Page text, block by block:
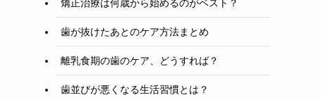
矯正治療は何歳から始めるのがベスト？
歯が抜けたあとのケア方法まとめ
離乳食期の歯のケア、どうすれば？
歯並びが悪くなる生活習慣とは？